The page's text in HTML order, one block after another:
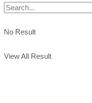
No Result
View All Result